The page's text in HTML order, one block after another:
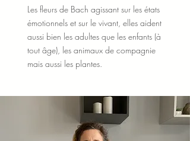
Les fleurs de Bach agissant sur les états
émotionnels et sur le vivant, elles aident
aussi bien les adultes que les enfants (à
tout âge), les animaux de compagnie
mais aussi les plantes.